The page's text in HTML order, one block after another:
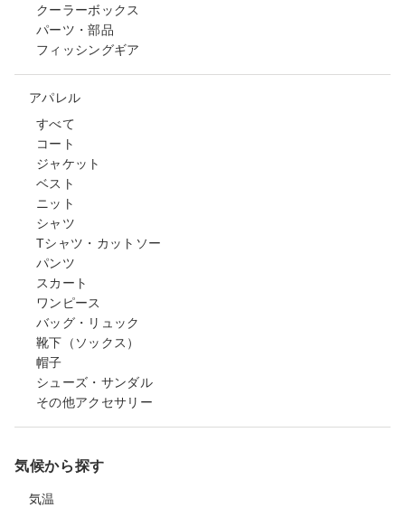
クーラーボックス
パーツ・部品
フィッシングギア
アパレル
すべて
コート
ジャケット
ベスト
ニット
シャツ
Tシャツ・カットソー
パンツ
スカート
ワンピース
バッグ・リュック
靴下（ソックス）
帽子
シューズ・サンダル
その他アクセサリー
気候から探す
気温